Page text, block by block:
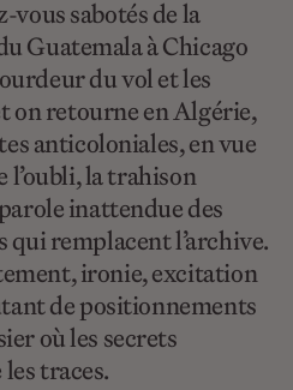
vous sabotés de la
Guatemala à Chicago
du vol et les
on retourne en Algérie,
anticoloniales, en vue
l’oubli, la trahison
inattendue des
qui remplacent l’archive.
ironie, excitation
de positionnements
où les secrets
traces.